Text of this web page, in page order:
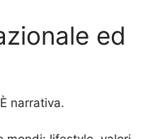
ed
narrativa.